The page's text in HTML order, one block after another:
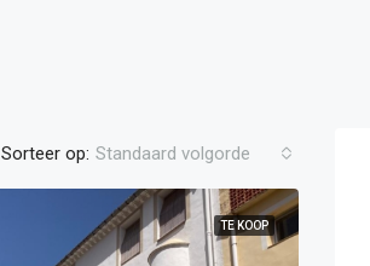
Sorteer op: Standaard volgorde
TE KOOP
UITGELICHT